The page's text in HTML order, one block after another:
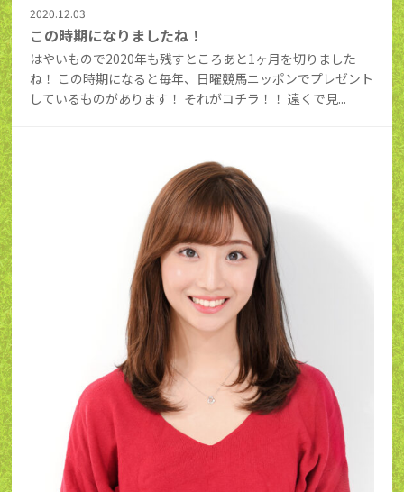
2020.12.03
この時期になりましたね！
はやいもので2020年も残すところあと1ヶ月を切りました
ね！ この時期になると毎年、日曜競馬ニッポンでプレゼント
しているものがあります！ それがコチラ！！ 遠くで見...